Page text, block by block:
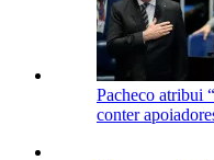
Pacheco atribui
conter